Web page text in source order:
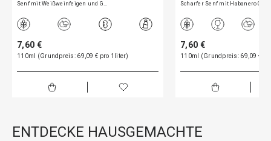
Senf mit Weißweinfeigen und G…
7,60 €
110ml (Grundpreis: 69,09 € pro 1liter)
Scharfer Senf mit Habanero Ch…
7,60 €
110ml (Grundpreis: 69,09 €
ENTDECKE HAUSGEMACHTE